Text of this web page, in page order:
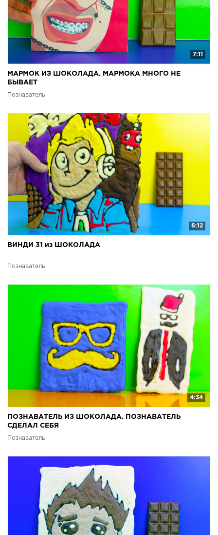
7:11
МАРМОК ИЗ ШОКОЛАДА. МАРМОКА МНОГО НЕ
БЫВАЕТ
Познаватель
6:12
ВИНДИ 31 из ШОКОЛАДА
Познаватель
4:34
ПОЗНАВАТЕЛЬ ИЗ ШОКОЛАДА. ПОЗНАВАТЕЛЬ
СДЕЛАЛ СЕБЯ
Познаватель